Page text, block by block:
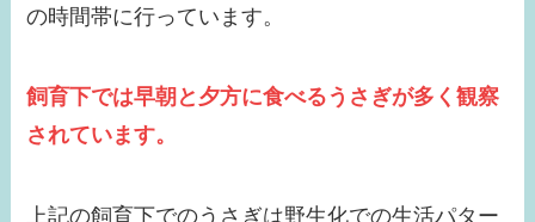
の時間帯に行っています。
飼育下では早朝と夕方に食べるうさぎが多く観察
されています。
上記の飼育下でのうさぎは野生化での生活パター